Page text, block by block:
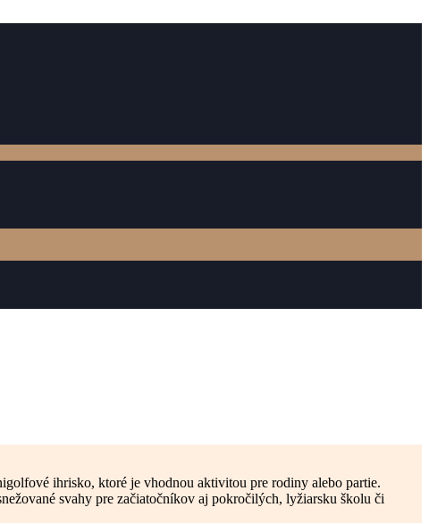
ihrisko, ktoré je vhodnou aktivitou pre rodiny alebo partie.
svahy pre začiatočníkov aj pokročilých, lyžiarsku školu či